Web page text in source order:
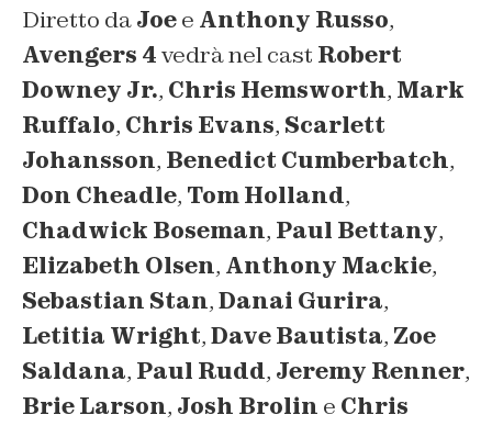
Diretto daJoee Anthony Russo,
Avengers 4vedrà nel cast Robert
Downey Jr., Chris Hemsworth, Mark
Ruffalo, Chris Evans, Scarlett
Johansson, Benedict Cumberbatch,
Don Cheadle, Tom Holland,
Chadwick Boseman, Paul Bettany,
Elizabeth Olsen, Anthony Mackie,
Sebastian Stan,Danai Gurira,
Letitia Wright,Dave Bautista, Zoe
Saldana, Paul Rudd, Jeremy Renner,
Brie Larson, Josh Brolin e Chris